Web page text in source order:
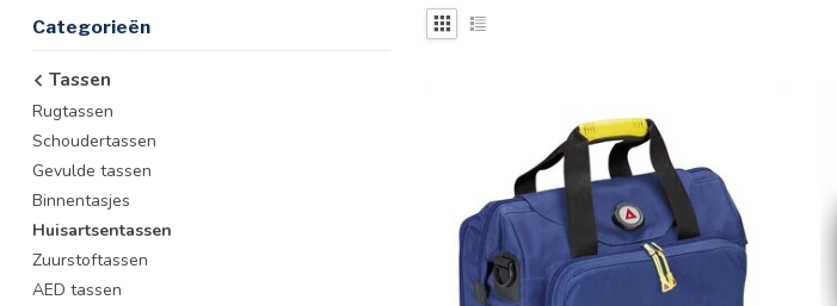
Categorieën
Tassen
Rugtassen
Schoudertassen
Gevulde tassen
Binnentasjes
Huisartsentassen
Zuurstoftassen
AED tassen